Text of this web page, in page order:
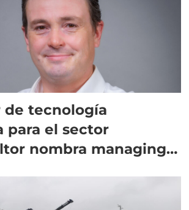
de tecnología
para el sector
nombra managing